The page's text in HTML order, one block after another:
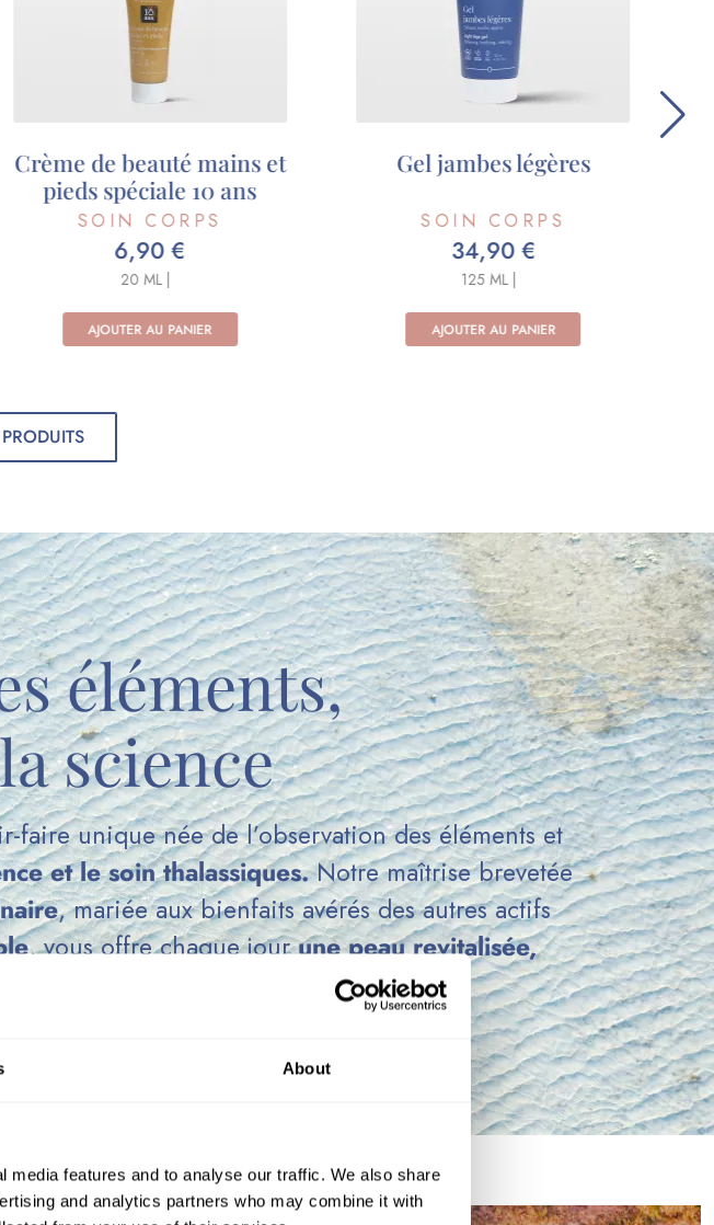
About
features and to analyse our traffic. We also share
and analytics partners who may combine it with
Gel jambes légères
SOIN CORPS
34,90 €
AJOUTER AU PANIER
125 ML |
Trousse découverte
SOIN VISAGE
29,90 €
AJOUTER AU PANIER
éléments,
science
faire unique née de l’observation des éléments et
et le soin thalassiques.Notre maîtrise brevetée
, mariée aux bienfaits avérés des autres actifs
, vous offre chaque jourune peau revitalisée,